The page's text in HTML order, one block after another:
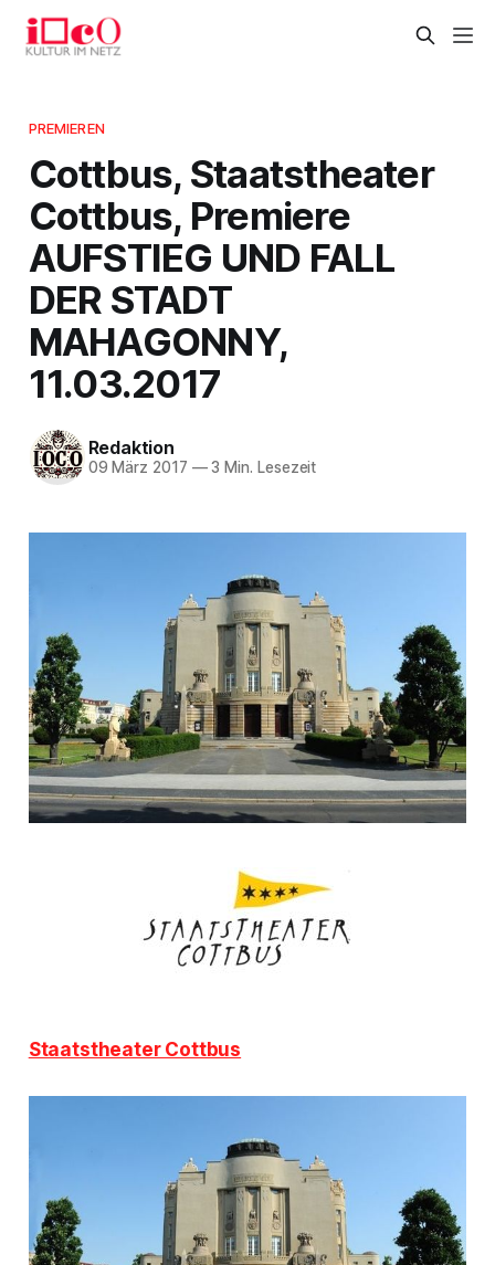
PREMIEREN
Cottbus, Staatstheater
Cottbus, Premiere
AUFSTIEG UND FALL
DER STADT
MAHAGONNY,
11.03.2017
Redaktion
09 März 2017 —3 Min. Lesezeit
Staatstheater Cottbus